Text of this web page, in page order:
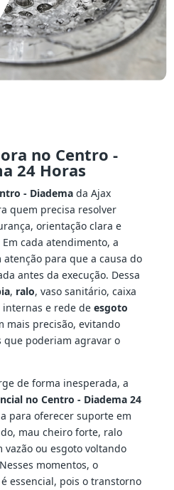
no Centro -
24 Horas
- Diademada Ajax
quem precisa resolver
orientação clara e
cada atendimento, a
para que a causa do
antes da execução. Dessa
, ralo, vaso sanitário, caixa
e rede de esgoto
mais precisão, evitando
poderiam agravar o
de forma inesperada, a
no Centro - Diadema 24
para oferecer suporte em
mau cheiro forte, ralo
ou esgoto voltando
momentos, o
é essencial, pois o transtorno